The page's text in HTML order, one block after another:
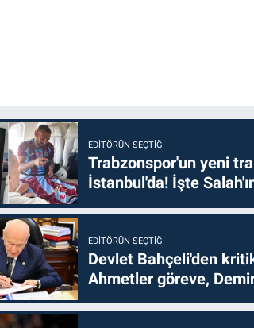
EDITÖRÜN SEÇTIĞI
Trabzonspor'un yeni
İstanbul'da! İşte
EDITÖRÜN SEÇTIĞI
Devlet Bahçeli'den
Ahmetler göreve,